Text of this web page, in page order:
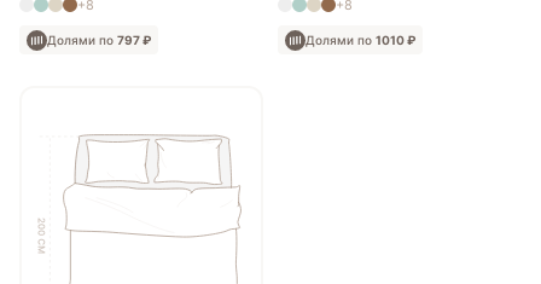
+8
Долями по797 ₽
+8
Долями по 1010 ₽